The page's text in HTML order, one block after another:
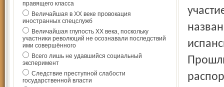
правящего класса
Величайшая в ХХ веке провокация
иностранных спецслужб
Величайшая глупость ХХ века, поскольку
участники революций не осознавали последствий
ими совершённого
Всего лишь не удавшийся социальный
эксперимент
Следствие преступной слабости
государственной власти